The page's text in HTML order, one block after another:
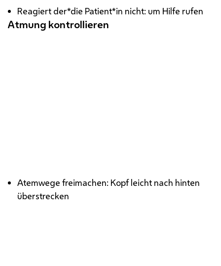
Reagiert der*die Patient*in nicht: um Hilfe rufen
Atmung kontrollieren
Atemwege freimachen: Kopf leicht nach hinten
überstrecken